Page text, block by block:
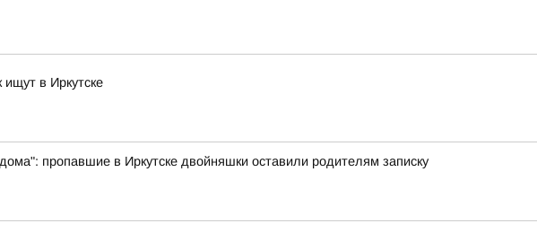
в Иркутске
пропавшие в Иркутске двойняшки оставили родителям записку